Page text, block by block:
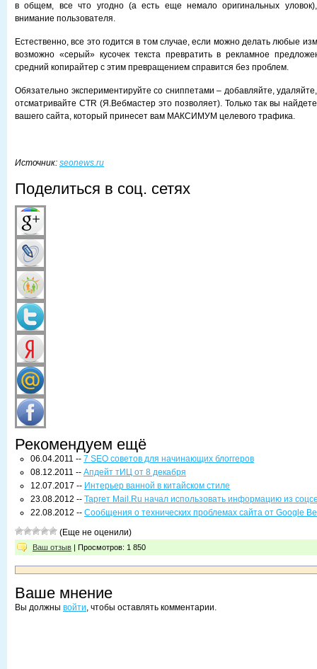
в общем, все что угодно (а есть еще немало оригинальных
внимание пользователя.
Естественно, все это годится в том случае, если можно делать любые
возможно «серый» кусочек текста превратить в рекламное
средний копирайтер с этим превращением справится без проблем.
Обязательно экспериментируйте со сниппетами – добавляйте,
отсматривайте CTR (Я.Вебмастер это позволяет). Только так вы
вашего сайта, который принесет вам МАКСИМУМ целевого трафика.
Источник: seonews.ru
Поделиться в соц. сетях
Рекомендуем ещё
06.04.2011 -- 7 SEO советов для начинающих блоггеров
08.12.2011 -- Апдейт тИЦ от 8 декабря
12.07.2017 -- Интерьер ванной в китайском стиле
23.08.2012 -- Таргет Mail.Ru начал использовать информацию из
22.08.2012 -- Сообщения о технических проблемах сайта от Google
(Еще не оценили)
Ваш отзыв | Просмотров: 1 850
Ваше мнение
Вы должны войти, чтобы оставлять комментарии.